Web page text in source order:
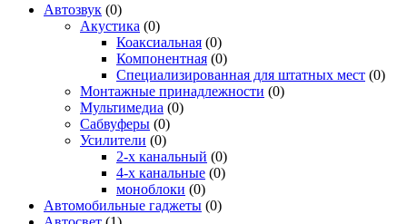
Автозвук (0)
Акустика (0)
Коаксиальная (0)
Компонентная (0)
Специализированная для штатных мест (0)
Монтажные принадлежности (0)
Мультимедиа (0)
Сабвуферы (0)
Усилители (0)
2-х канальный (0)
4-х канальные (0)
моноблоки (0)
Автомобильные гаджеты (0)